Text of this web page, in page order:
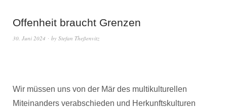
Offenheit braucht Grenzen
30. Juni 2024 by Stefan Theßenvitz
Wir müssen uns von der Mär des multikulturellen
Miteinanders verabschieden und Herkunftskulturen